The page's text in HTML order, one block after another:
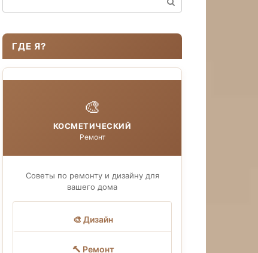
ГДЕ Я?
🎨
КОСМЕТИЧЕСКИЙ
Ремонт
Советы по ремонту и дизайну для
вашего дома
🎨 Дизайн
🔨 Ремонт